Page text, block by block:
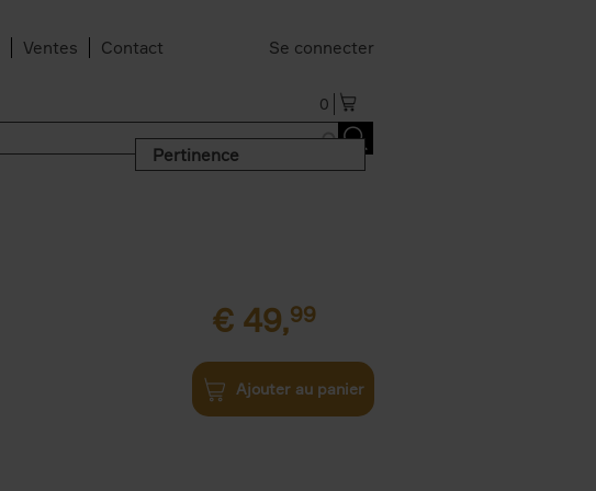
Ventes Contact Se connecter
0
Pertinence
€ 49,99
Ajouter au panier